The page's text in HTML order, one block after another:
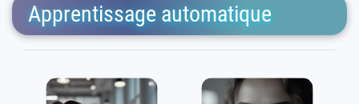
Apprentissage automatique